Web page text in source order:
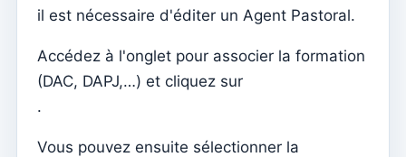
Contabilidade
Typifications de mouvement
Bilan
il est nécessaire d'éditer un Agent Pastoral.
Accédez à l'onglet pour associer la formation
(DAC, DAPJ,…) et cliquez sur
.
Vous pouvez ensuite sélectionner la